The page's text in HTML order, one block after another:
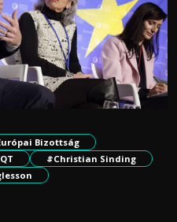
Bizottság
#Christian Sinding